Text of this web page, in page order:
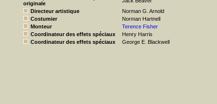
originale
Directeur artistique
Norman G. Arnold
Costumier
Norman Hartnell
Monteur
Terence Fisher
Coordinateur des effets spéciaux
Henry Harris
Coordinateur des effets spéciaux
George E. Blackwell